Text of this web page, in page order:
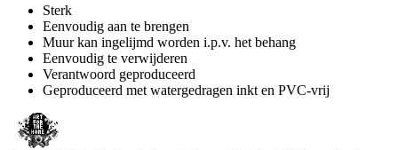
Sterk
Eenvoudig aan te brengen
Muur kan ingelijmd worden i.p.v. het behang
Eenvoudig te verwijderen
Verantwoord geproduceerd
Geproduceerd met watergedragen inkt en PVC-vrij